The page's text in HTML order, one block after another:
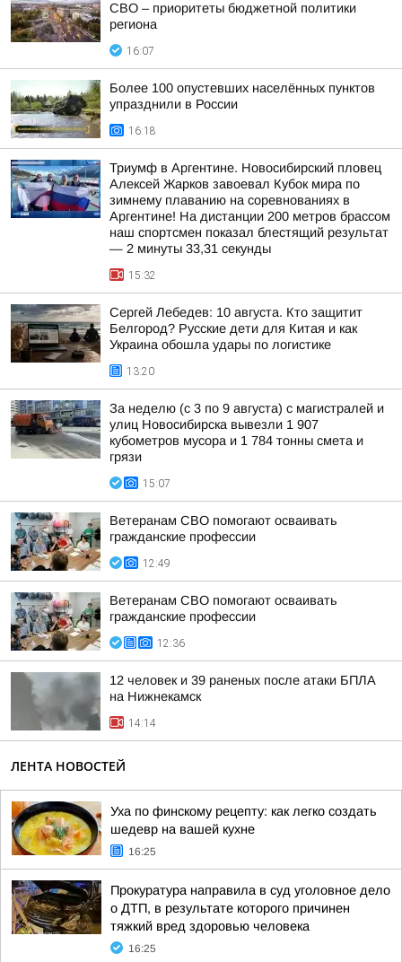
СВО – приоритеты бюджетной политики
региона
16:07
Более 100 опустевших населённых пунктов
упразднили в России
16:18
Триумф в Аргентине. Новосибирский пловец
Алексей Жарков завоевал Кубок мира по
зимнему плаванию на соревнованиях в
Аргентине! На дистанции 200 метров брассом
наш спортсмен показал блестящий результат
— 2 минуты 33,31 секунды
15:32
Сергей Лебедев: 10 августа. Кто защитит
Белгород? Русские дети для Китая и как
Украина обошла удары по логистике
13:20
За неделю (с 3 по 9 августа) с магистралей и
улиц Новосибирска вывезли 1 907
кубометров мусора и 1 784 тонны смета и
грязи
15:07
Ветеранам СВО помогают осваивать
гражданские профессии
12:49
Ветеранам СВО помогают осваивать
гражданские профессии
12:36
12 человек и 39 раненых после атаки БПЛА
на Нижнекамск
14:14
ЛЕНТА НОВОСТЕЙ
Уха по финскому рецепту: как легко создать
шедевр на вашей кухне
16:25
Прокуратура направила в суд уголовное дело
о ДТП, в результате которого причинен
тяжкий вред здоровью человека
16:25